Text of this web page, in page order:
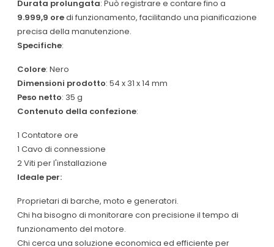
Durata prolungata: Può registrare e contare fino a
9.999,9 oredi funzionamento, facilitando una pianificazione
precisa della manutenzione.
Specifiche:
Colore: Nero
Dimensioni prodotto: 54 x 31 x 14 mm
Peso netto: 35 g
Contenuto della confezione:
1 Contatore ore
1 Cavo di connessione
2 Viti per l'installazione
Ideale per:
Proprietari di barche, moto e generatori.
Chi ha bisogno di monitorare con precisione il tempo di
funzionamento del motore.
Chi cerca una soluzione economica ed efficiente per